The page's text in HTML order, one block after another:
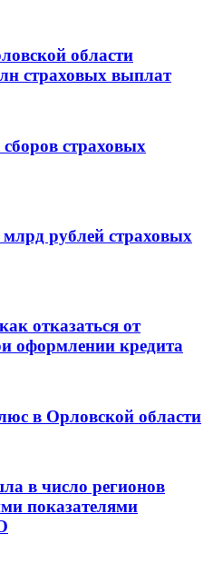
области
страховых выплат
страховых
рублей страховых
отказаться от
оформлении кредита
в Орловской области
в число регионов
показателями